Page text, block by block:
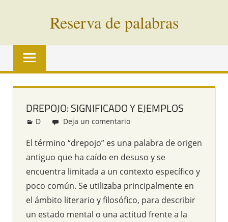
Reserva de palabras
Palabras
vías
todo
mundo
DREPOJO: SIGNIFICADO Y EJEMPLOS
Redacción
D Deja un comentario
El término “drepojo” es una palabra de origen
antiguo que ha caído en desuso y se
encuentra limitada a un contexto específico y
poco común. Se utilizaba principalmente en
el ámbito literario y filosófico, para describir
un estado mental o una actitud frente a la